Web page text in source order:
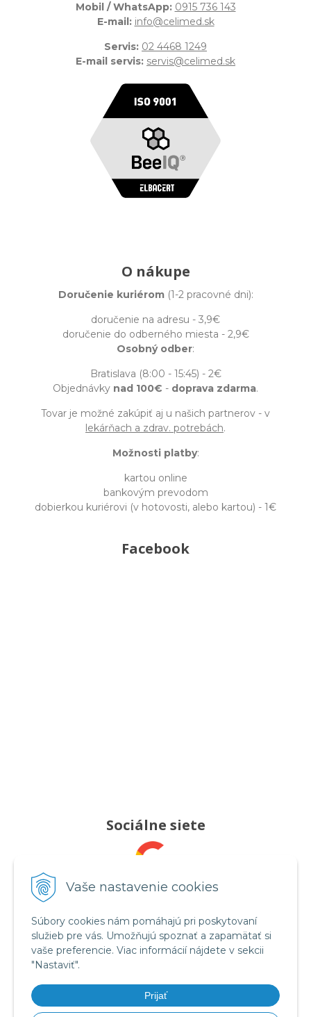
Vaše nastavenie cookies
Súbory cookies nám pomáhajú pri poskytovaní
služieb pre vás. Umožňujú spoznať a zapamätať si
vaše preferencie. Viac informácií nájdete v sekcii
"Nastaviť".
Prijať
Mobil / WhatsApp: 0915 736 143
E-mail: info@celimed.sk
Servis: 02 4468 1249
E-mail servis: servis@celimed.sk
O nákupe
Doručenie kuriérom(1-2 pracovné dni):
doručenie na adresu - 3,9€
doručenie do odberného miesta - 2,9€
Osobný odber:
Bratislava (8:00 - 15:45) - 2€
Objednávky nad 100€ - doprava zdarma.
Tovar je možné zakúpiť aj u našich partnerov - v
lekárňach a zdrav. potrebách.
Možnosti platby:
kartou online
bankovým prevodom
dobierkou kuriérovi (v hotovosti, alebo kartou) - 1€
Facebook
Sociálne siete
Pridajte nám recenziu
Sledujte nás
Videá na YouTube